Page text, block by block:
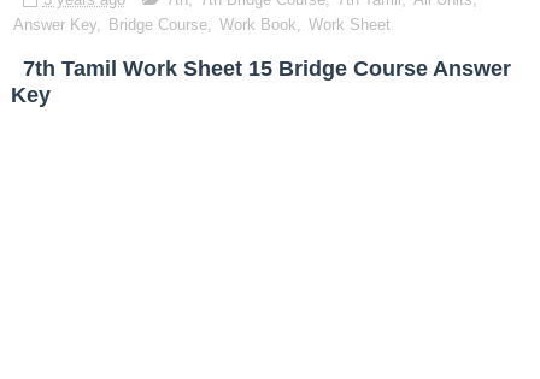
Answer Key, Bridge Course, Work Book Work Sheet
7th Tamil Work Sheet 15 Bridge Course Answer
Key